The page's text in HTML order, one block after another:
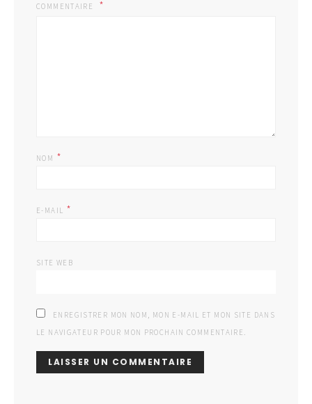
COMMENTAIRE
NOM *
E-MAIL *
SITE WEB
ENREGISTRER MON NOM, MON E-MAIL ET MON SITE DANS
LE NAVIGATEUR POUR MON PROCHAIN COMMENTAIRE.